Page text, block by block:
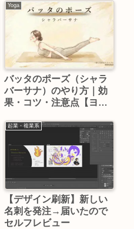
Yoga
バッタのポーズ（シャラ
バーサナ）のやり方｜効
果・コツ・注意点【ヨ
起業・複業系
【デザイン刷新】新しい
名刺を発注→届いたので
セルフレビュー